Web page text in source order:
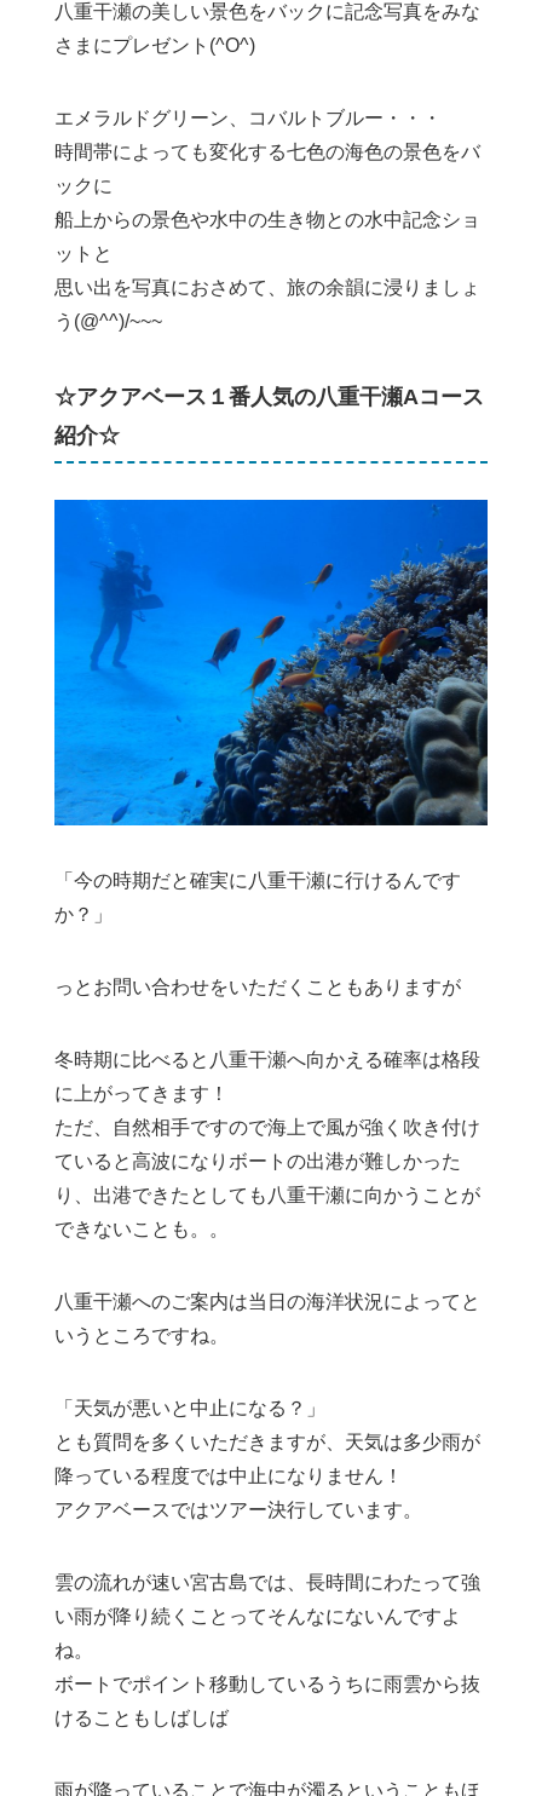
八重干瀬の美しい景色をバックに記念写真をみな
さまにプレゼント(^O^)
エメラルドグリーン、コバルトブルー・・・
時間帯によっても変化する七色の海色の景色をバ
ックに
船上からの景色や水中の生き物との水中記念ショ
ットと
思い出を写真におさめて、旅の余韻に浸りましょ
う(@^^)/~~~
☆アクアベース１番人気の八重干瀬Aコース
紹介☆
「今の時期だと確実に八重干瀬に行けるんです
か？」
っとお問い合わせをいただくこともありますが
冬時期に比べると八重干瀬へ向かえる確率は格段
に上がってきます！
ただ、自然相手ですので海上で風が強く吹き付け
ていると高波になりボートの出港が難しかった
り、出港できたとしても八重干瀬に向かうことが
できないことも。。
八重干瀬へのご案内は当日の海洋状況によってと
いうところですね。
「天気が悪いと中止になる？」
とも質問を多くいただきますが、天気は多少雨が
降っている程度では中止になりません！
アクアベースではツアー決行しています。
雲の流れが速い宮古島では、長時間にわたって強
い雨が降り続くことってそんなにないんですよ
ね。
ボートでポイント移動しているうちに雨雲から抜
けることもしばしば
雨が降っていることで海中が濁るということもほ